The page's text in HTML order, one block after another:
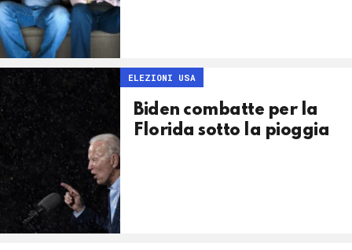
ELEZIONI USA
Biden combatte per la
Florida sotto la pioggia